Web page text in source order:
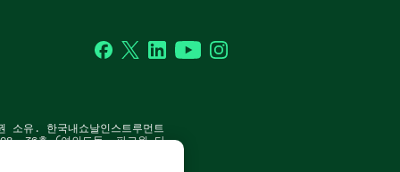
Facebook
TwitterLinkedInYouTubeInstagram
소유. 한국내쇼날인스트루먼트
36층 (여의도동, 파크원 타